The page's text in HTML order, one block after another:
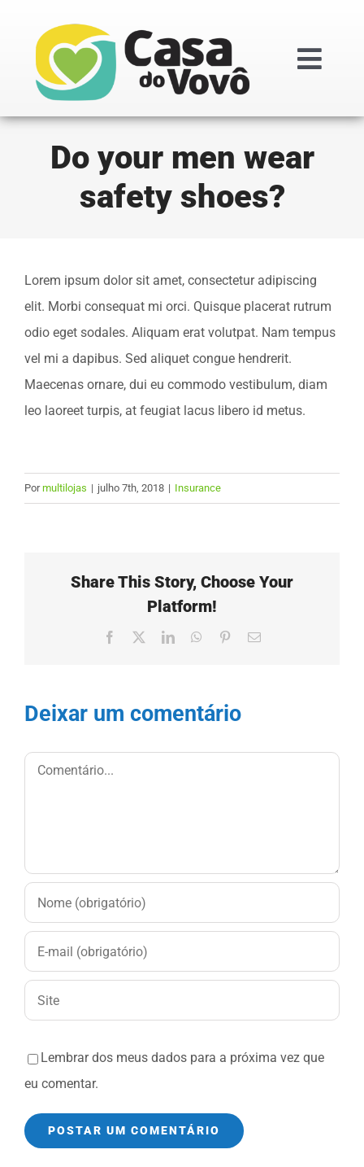
conteúdo
Doações
Regimentos
ODS
Do your men wear
safety shoes?
Lorem ipsum dolor sit amet, consectetur adipiscing
elit. Morbi consequat mi orci. Quisque placerat rutrum
odio eget sodales. Aliquam erat volutpat. Nam tempus
vel mi a dapibus. Sed aliquet congue hendrerit.
Maecenas ornare, dui eu commodo vestibulum, diam
leo laoreet turpis, at feugiat lacus libero id metus.
Pormultilojas | julho 7th, 2018 | Insurance
Share This Story, Choose Your
Platform!
Facebook LinkedInWhatsApp
Pinterest
E-
Deixar um comentário
Comentário
Lembrar dos meus dados para a próxima vez que
eu comentar.